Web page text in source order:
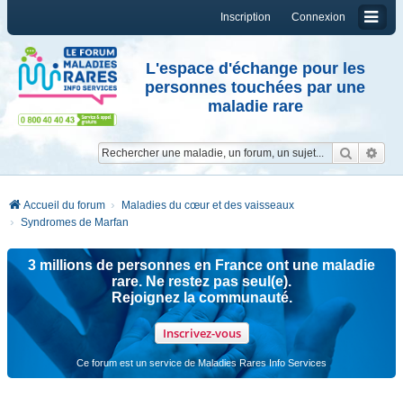
Connexion
Inscription
L'espace d'échange pour les
personnes touchées par une
maladie rare
Accueil du forum
Maladies du cœur et des vaisseaux
Syndromes de Marfan
3 millions de personnes en France ont une maladie
rare. Ne restez pas seul(e).
Rejoignez la communauté.
Inscrivez-vous
Ce forum est un service de Maladies Rares Info Services